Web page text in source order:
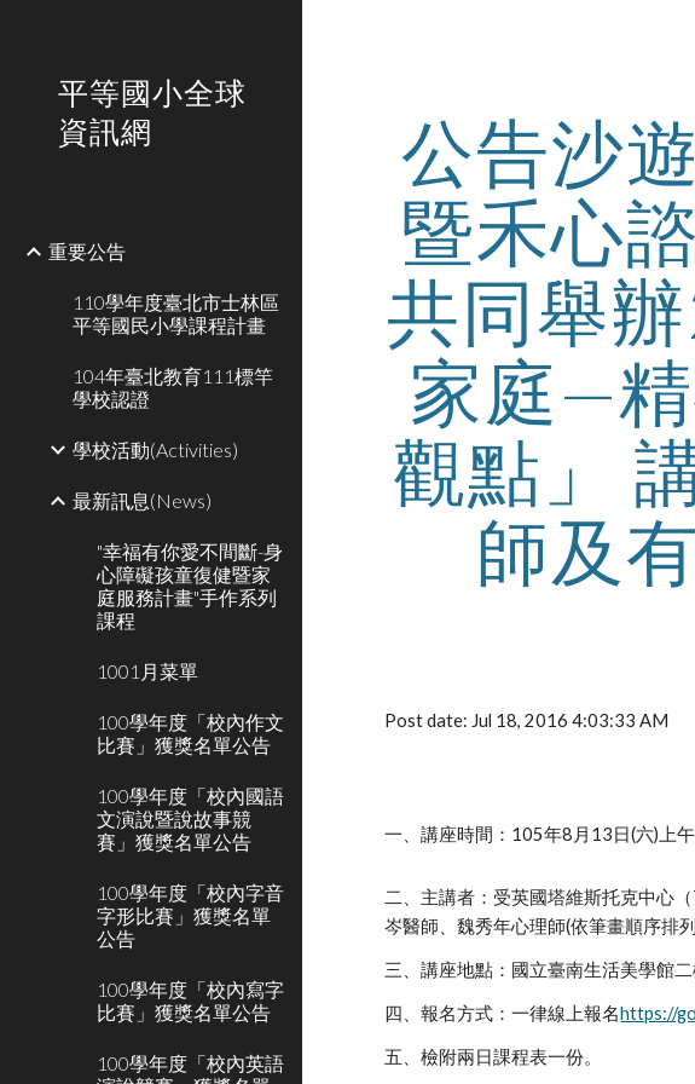
平等國小全球
資訊網
重要公告
110學年度臺北市士林區
平等國民小學課程計畫
104年臺北教育111標竿
學校認證
學校活動(Activities)
最新訊息(News)
"幸福有你愛不間斷-身
心障礙孩童復健暨家
庭服務計畫"手作系列
課程
1001月菜單
100學年度「校內作文
比賽」獲獎名單公告
100學年度「校內國語
文演說暨說故事競
賽」獲獎名單公告
100學年度「校內字音
字形比賽」獲獎名單
公告
100學年度「校內寫字
比賽」獲獎名單公告
100學年度「校內英語
公告沙
暨禾心
共同舉
家庭—
觀點」
師及
Post date: Jul 18, 2016 4:03:33 AM
一、講座時間：105年8月13日(六)上
二、主講者：受英國塔維斯托克中心
岑醫師、魏秀年心理師(依筆畫順序排列
三、講座地點：國立臺南生活美學館二
四、報名方式：一律線上報名https://
五、檢附兩日課程表一份。